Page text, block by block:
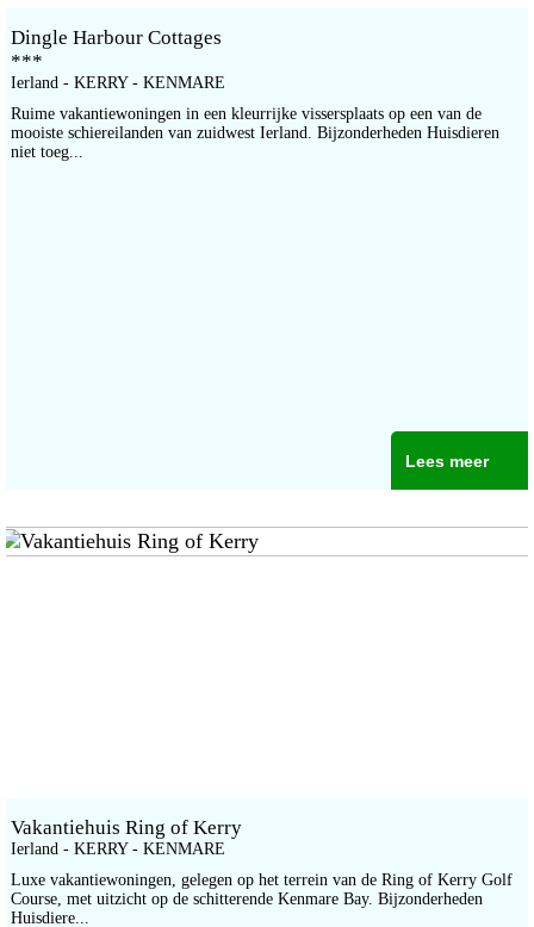
Dingle Harbour Cottages
***
Ierland - KERRY - KENMARE
Ruime vakantiewoningen in een kleurrijke vissersplaats op een van de
mooiste schiereilanden van zuidwest Ierland. Bijzonderheden Huisdieren
niet toeg...
Lees meer
Vakantiehuis Ring of Kerry
Ierland - KERRY - KENMARE
Luxe vakantiewoningen, gelegen op het terrein van de Ring of Kerry Golf
Course, met uitzicht op de schitterende Kenmare Bay. Bijzonderheden
Huisdiere...